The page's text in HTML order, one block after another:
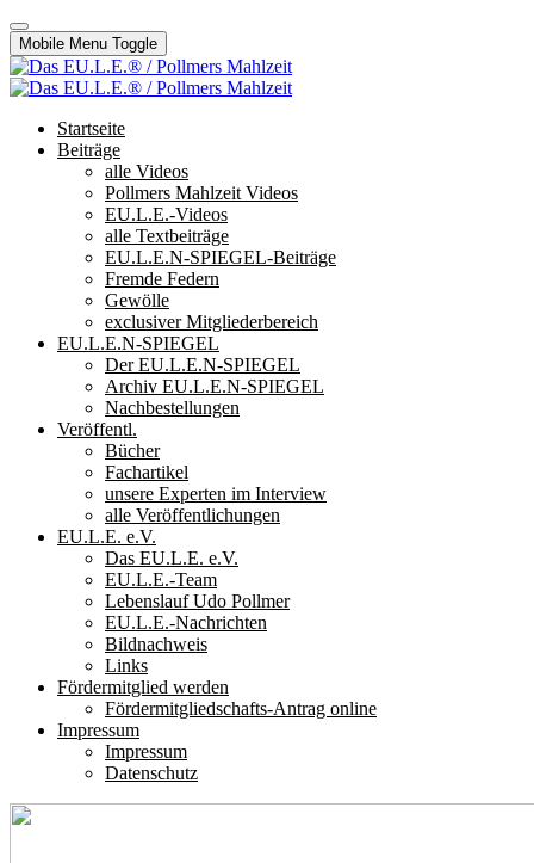
Mobile Menu Toggle
Startseite
Beiträge
alle Videos
Pollmers Mahlzeit Videos
EU.L.E.-Videos
alle Textbeiträge
EU.L.E.N-SPIEGEL-Beiträge
Fremde Federn
Gewölle
exclusiver Mitgliederbereich
EU.L.E.N-SPIEGEL
Der EU.L.E.N-SPIEGEL
Archiv EU.L.E.N-SPIEGEL
Nachbestellungen
Veröffentl.
Bücher
Fachartikel
unsere Experten im Interview
alle Veröffentlichungen
EU.L.E. e.V.
Das EU.L.E. e.V.
EU.L.E.-Team
Lebenslauf Udo Pollmer
EU.L.E.-Nachrichten
Bildnachweis
Links
Fördermitglied werden
Fördermitgliedschafts-Antrag online
Impressum
Impressum
Datenschutz